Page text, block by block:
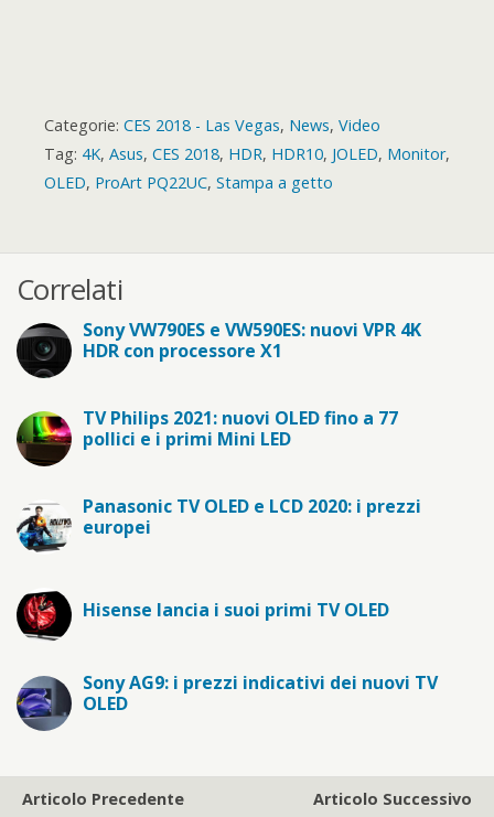
Categorie: CES 2018 - Las Vegas, News, Video
Tag: 4K, Asus, CES 2018, HDR, HDR10, JOLED, Monitor,
OLED, ProArt PQ22UC, Stampa a getto
Correlati
Sony VW790ES e VW590ES: nuovi VPR 4K
HDR con processore X1
TV Philips 2021: nuovi OLED fino a 77
pollici e i primi Mini LED
Panasonic TV OLED e LCD 2020: i prezzi
europei
Hisense lancia i suoi primi TV OLED
Sony AG9: i prezzi indicativi dei nuovi TV
OLED
Articolo Precedente
Articolo Successivo